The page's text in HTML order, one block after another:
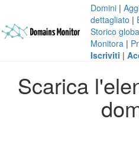
Domini |
dettagliato |
Storico
Monitora |
Iscriviti |
Scarica